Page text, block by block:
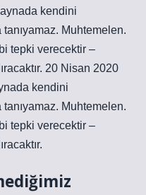
kendini
tanıyamaz. Muhtemelen.
tepki verecektir –
20 Nisan 2020
kendini
tanıyamaz. Muhtemelen.
tepki verecektir –